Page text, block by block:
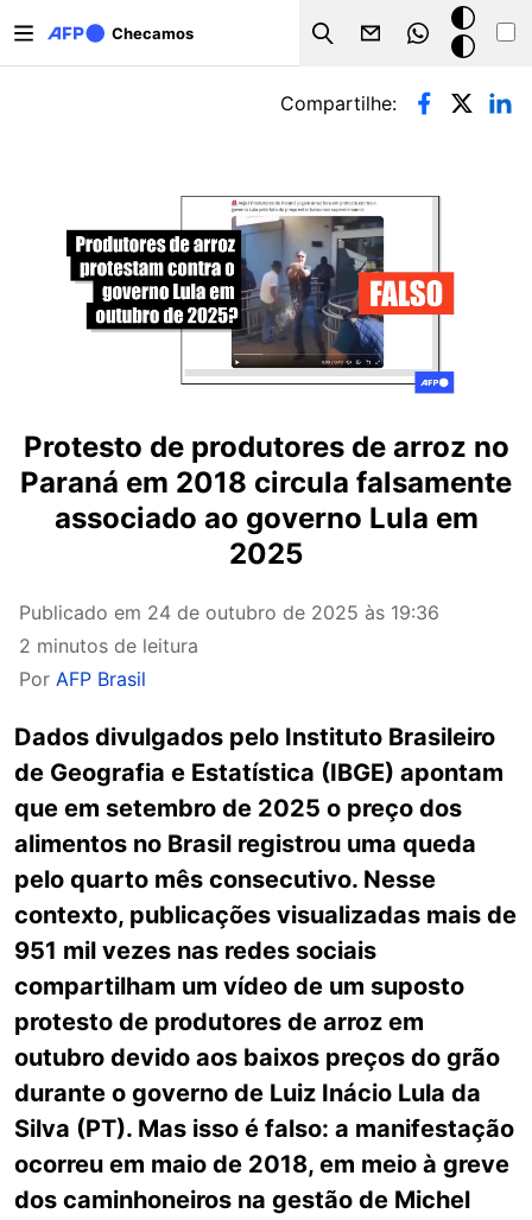
Checamos
Search
Modo
escuro
Abas primárias
Compartilhe:
Protesto de produtores de arroz no
Paraná em 2018 circula falsamente
associado ao governo Lula em
2025
Publicado em 24 de outubro de 2025 às 19:36
2 minutos de leitura
Por AFP Brasil
Dados divulgados pelo Instituto Brasileiro
de Geografia e Estatística (IBGE) apontam
que em setembro de 2025 o preço dos
alimentos no Brasil registrou uma queda
pelo quarto mês consecutivo. Nesse
contexto, publicações visualizadas mais de
951 mil vezes nas redes sociais
compartilham um vídeo de um suposto
protesto de produtores de arroz em
outubro devido aos baixos preços do grão
durante o governo de Luiz Inácio Lula da
Silva (PT). Mas isso é falso: a manifestação
ocorreu em maio de 2018, em meio à greve
dos caminhoneiros na gestão de Michel